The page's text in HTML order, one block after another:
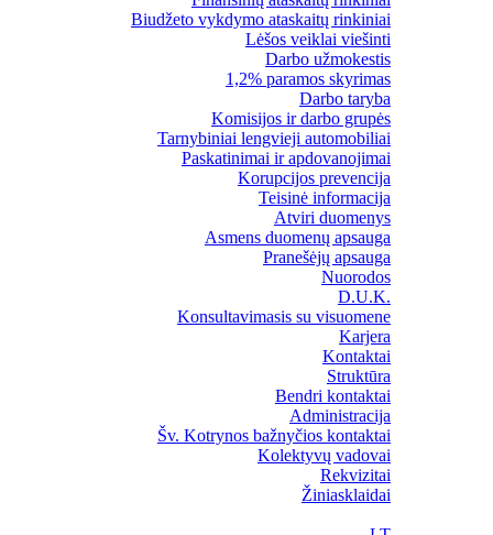
Biudžeto vykdymo ataskaitų rinkiniai
Lėšos veiklai viešinti
Darbo užmokestis
1,2% paramos skyrimas
Darbo taryba
Komisijos ir darbo grupės
Tarnybiniai lengvieji automobiliai
Paskatinimai ir apdovanojimai
Korupcijos prevencija
Teisinė informacija
Atviri duomenys
Asmens duomenų apsauga
Pranešėjų apsauga
Nuorodos
D.U.K.
Konsultavimasis su visuomene
Karjera
Kontaktai
Struktūra
Bendri kontaktai
Administracija
Šv. Kotrynos bažnyčios kontaktai
Kolektyvų vadovai
Rekvizitai
Žiniasklaidai